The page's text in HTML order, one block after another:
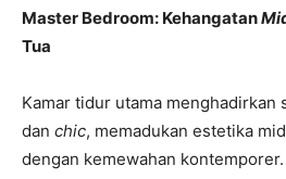
Master Bedroom: Kehangatan
Tua
Kamar tidur utama menghadirkan
dan chic, memadukan estetika
dengan kemewahan